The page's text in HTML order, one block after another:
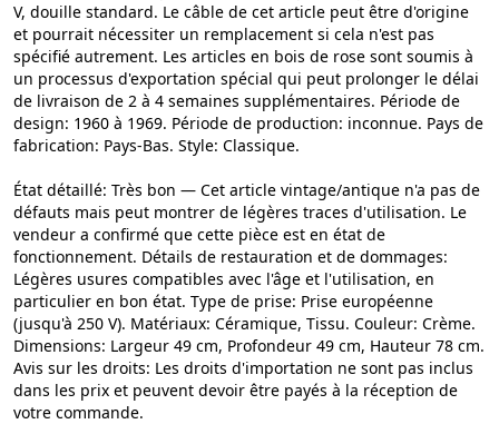
V, douille standard. Le câble de cet article peut être d'origine
et pourrait nécessiter un remplacement si cela n'est pas
spécifié autrement. Les articles en bois de rose sont soumis à
un processus d'exportation spécial qui peut prolonger le délai
de livraison de 2 à 4 semaines supplémentaires. Période de
design: 1960 à 1969. Période de production: inconnue. Pays de
fabrication: Pays-Bas. Style: Classique.
État détaillé: Très bon — Cet article vintage/antique n'a pas de
défauts mais peut montrer de légères traces d'utilisation. Le
vendeur a confirmé que cette pièce est en état de
fonctionnement. Détails de restauration et de dommages:
Légères usures compatibles avec l'âge et l'utilisation, en
particulier en bon état. Type de prise: Prise européenne
(jusqu'à 250 V). Matériaux: Céramique, Tissu. Couleur: Crème.
Dimensions: Largeur 49 cm, Profondeur 49 cm, Hauteur 78 cm.
Avis sur les droits: Les droits d'importation ne sont pas inclus
dans les prix et peuvent devoir être payés à la réception de
votre commande.